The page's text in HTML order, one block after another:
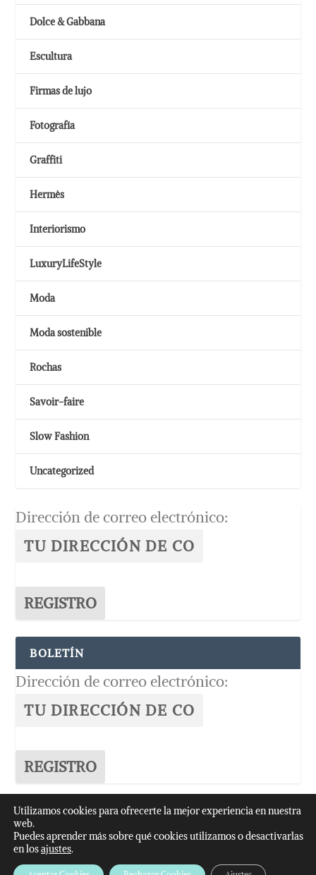
Dolce & Gabbana
Escultura
Firmas de lujo
Fotografía
Graffiti
Hermès
Interiorismo
LuxuryLifeStyle
Moda
Moda sostenible
Rochas
Savoir-faire
Slow Fashion
Uncategorized
Dirección de correo electrónico:
BOLETÍN
Dirección de correo electrónico:
© -2026 Anallasa
AVISO LEGAL
Utilizamos cookies para ofrecerte la mejor experiencia en nuestra
web.
Puedes aprender más sobre qué cookies utilizamos o desactivarlas
en losajustes.